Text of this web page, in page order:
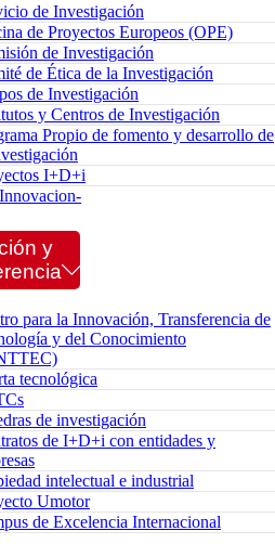
de Investigación
de Proyectos Europeos (OPE)
de Investigación
de Ética de la Investigación
de Investigación
y Centros de Investigación
Propio de fomento y desarrollo de
I+D+i
y
para la Innovación, Transferencia de
y del Conocimiento
tecnológica
de investigación
de I+D+i con entidades y
intelectual e industrial
Umotor
de Excelencia Internacional